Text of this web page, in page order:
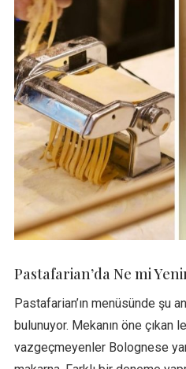
Pastafarian’da Ne mi
Pastafarian’ın menüsünde şu
bulunuyor. Mekanın öne
vazgeçmeyenler Bolognese